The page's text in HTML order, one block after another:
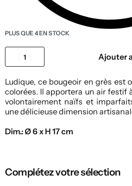
PLUS QUE 4 EN STOCK
Ajouter
Ludique, ce bougeoir en grès est
colorées. Il apportera un air festif
volontairement naïfs et
une délicieuse dimension
Dim.: Ø 6 x H 17 cm
Complétez votre sélection